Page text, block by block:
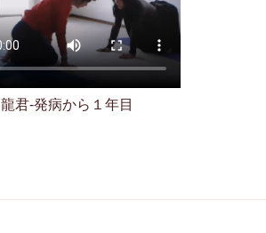
龍君-発病から１年目